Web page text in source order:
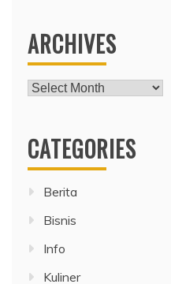
ARCHIVES
Archives
CATEGORIES
Berita
Bisnis
Info
Kuliner